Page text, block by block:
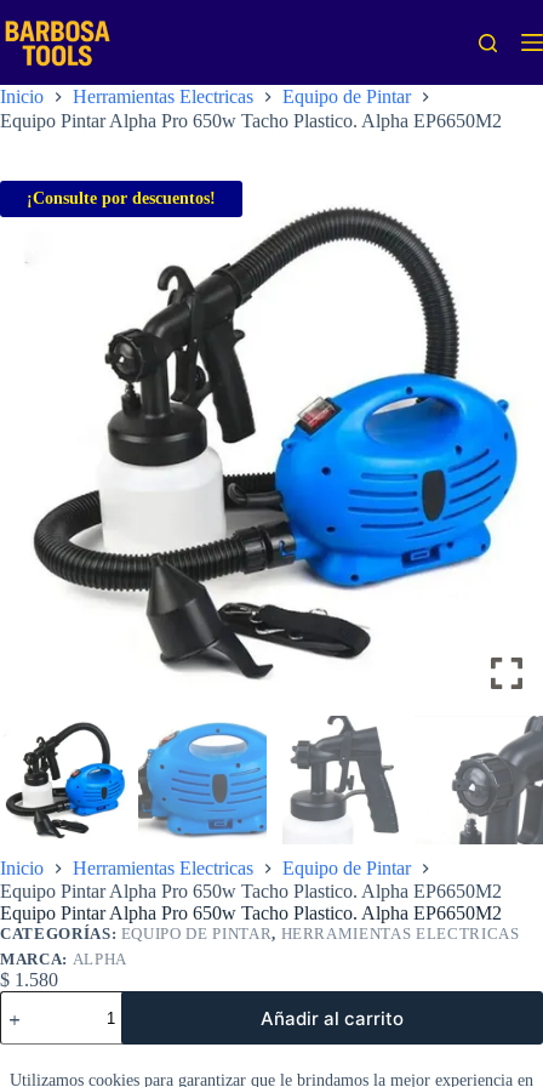
al
contenido
Utilizamos cookies para garantizar que le brindamos la mejor experiencia en
Inicio Herramientas Electricas
Equipo de Pintar
Equipo Pintar Alpha Pro 650w Tacho Plastico. Alpha EP6650M2
¡Consulte por descuentos!
Inicio Herramientas Electricas
Equipo de Pintar
Equipo Pintar Alpha Pro 650w Tacho Plastico. Alpha EP6650M2
Equipo Pintar Alpha Pro 650w Tacho Plastico. Alpha EP6650M2
CATEGORÍAS: EQUIPO DE PINTAR, HERRAMIENTAS ELECTRICAS
MARCA: ALPHA
$ 1.580
Equipo
Pintar
Alpha
650w
Añadir al carrito